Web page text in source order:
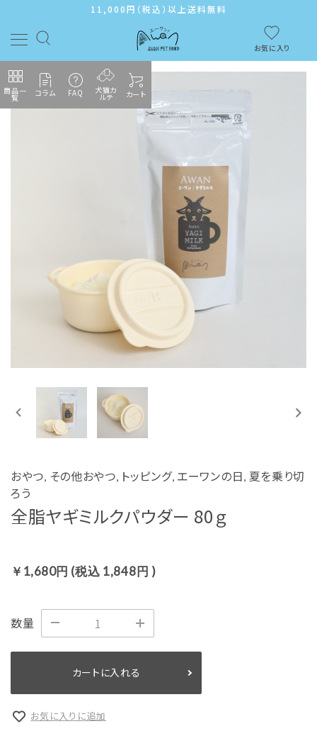
11,000円（税込）以上送料無料
お気に入り
商品一
覧 コラム FAQ 犬猫カ
ルテ カート
新規会員登録
メンバーシップ
ご利用ガイド
プライバシーポリシー
特定商取引法について
会社概要
おやつ, その他おやつ, トッピング, エーワンの日, 夏を乗り切
ろう
全脂ヤギミルクパウダー 80ｇ
1,680円 (税込 1,848円 )
数量
カートに入れる
お気に入りに追加